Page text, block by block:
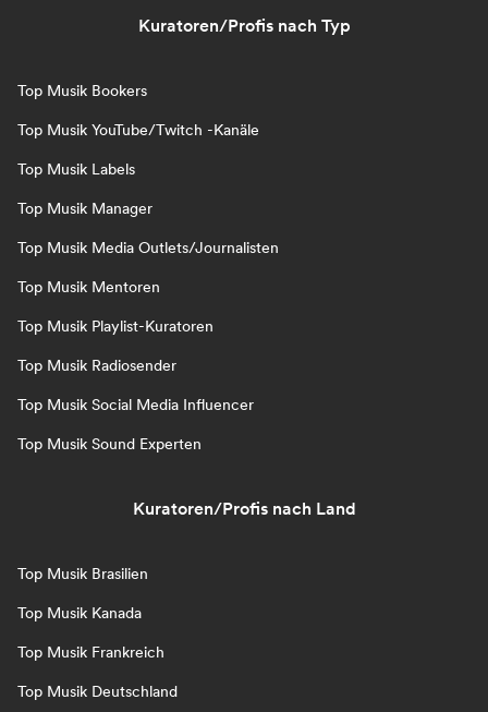
Kuratoren/Profis nach Typ
Top Musik Bookers
Top Musik YouTube/Twitch -Kanäle
Top Musik Labels
Top Musik Manager
Top Musik Media Outlets/Journalisten
Top Musik Mentoren
Top Musik Playlist-Kuratoren
Top Musik Radiosender
Top Musik Social Media Influencer
Top Musik Sound Experten
Kuratoren/Profis nach Land
Top Musik Brasilien
Top Musik Kanada
Top Musik Frankreich
Top Musik Deutschland